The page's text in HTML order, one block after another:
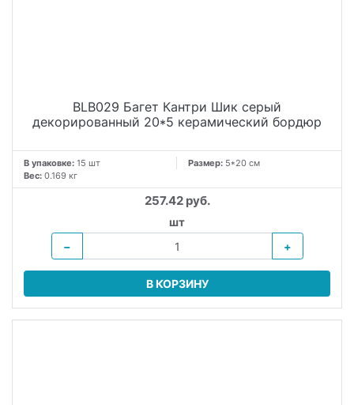
BLB029 Багет Кантри Шик серый
декорированный 20*5 керамический бордюр
В упаковке: 15 шт Размер: 5*20 см
Вес: 0.169 кг
257.42 руб.
шт
−
+
В КОРЗИНУ